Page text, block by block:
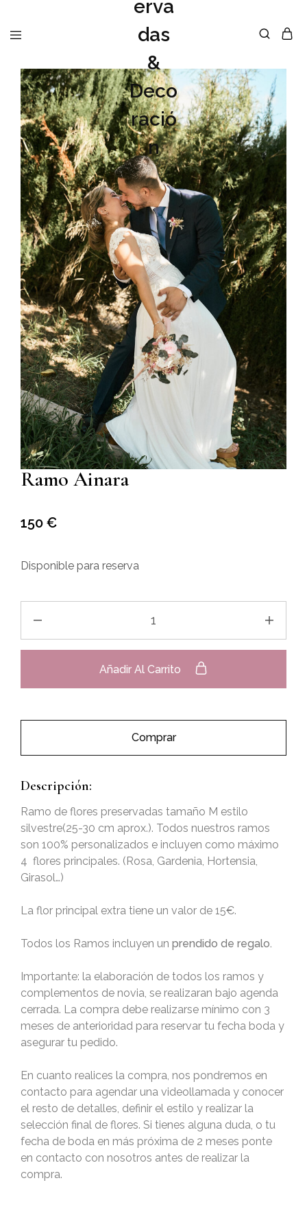
Ramo Ainara
150 €
Disponible para reserva
Añadir Al Carrito
Comprar
Descripción:
Ramo de flores preservadas tamaño M estilo
silvestre(25-30 cm aprox.). Todos nuestros ramos
son 100% personalizados e incluyen como máximo
4 flores principales. (Rosa, Gardenia, Hortensia,
Girasol…)
La flor principal extra tiene un valor de 15€.
Todos los Ramos incluyen un prendido de regalo.
Importante: la elaboración de todos los ramos y
complementos de novia, se realizaran bajo agenda
cerrada. La compra debe realizarse mínimo con 3
meses de anterioridad para reservar tu fecha boda y
asegurar tu pedido.
En cuanto realices la compra, nos pondremos en
contacto para agendar una videollamada y conocer
el resto de detalles, definir el estilo y realizar la
selección final de flores. Si tienes alguna duda, o tu
fecha de boda en más próxima de 2 meses ponte
en contacto con nosotros antes de realizar la
compra.